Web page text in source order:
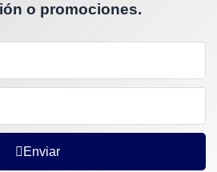
o promociones.
Enviar